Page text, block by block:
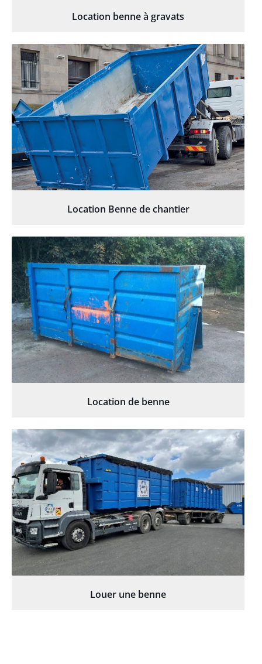
Location benne à gravats
Location Benne de chantier
Location de benne
Louer une benne